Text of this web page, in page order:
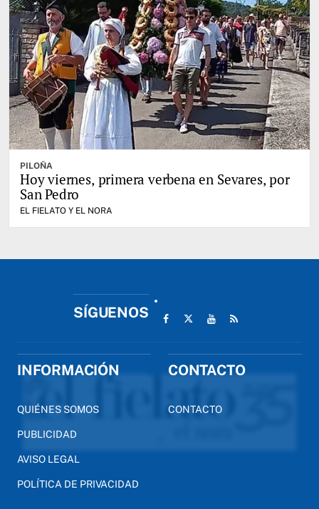
PILOÑA
Hoy viernes, primera verbena en Sevares, por
San Pedro
EL FIELATO Y EL NORA
SÍGUENOS
INFORMACIÓN
QUIÉNES SOMOS
PUBLICIDAD
AVISO LEGAL
POLÍTICA DE PRIVACIDAD
CONTACTO
CONTACTO